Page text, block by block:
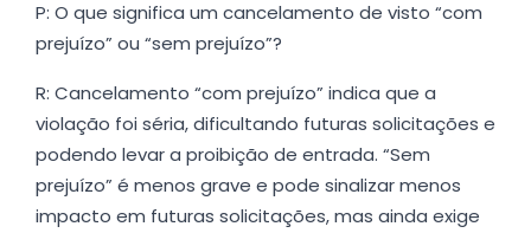
P: O que significa um cancelamento de visto “com
prejuízo” ou “sem prejuízo”?
R: Cancelamento “com prejuízo” indica que a
violação foi séria, dificultando futuras solicitações e
podendo levar a proibição de entrada. “Sem
prejuízo” é menos grave e pode sinalizar menos
impacto em futuras solicitações, mas ainda exige